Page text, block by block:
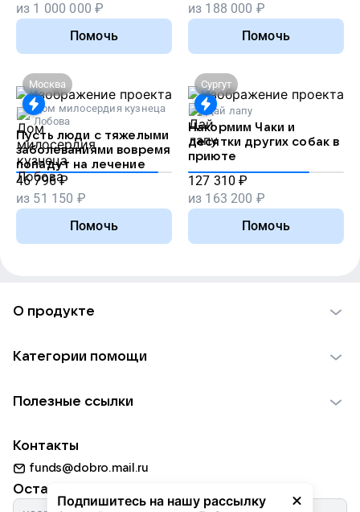
из 1 000 000 ₽
Помочь
из 188 000 ₽
Помочь
Москва
Дом милосердия кузнеца
Лобова
Пусть люди с тяжелыми
заболеваниями вовремя
попадут на лечение
46 796 ₽
из 51 150 ₽
Помочь
Сургут
Дай лапу
Накормим Чаки и
десятки других собак в
приюте
127 310 ₽
из 163 200 ₽
Помочь
Подпишитесь на нашу рассылку
О продукте
Использование материалов
Для НКО
Партнерам
Категории помощи
Пожилым
Животным
Природе
Полезные ссылки
Добрый день
Контакты
funds@dobro.mail.ru
Оставайтесь с нами